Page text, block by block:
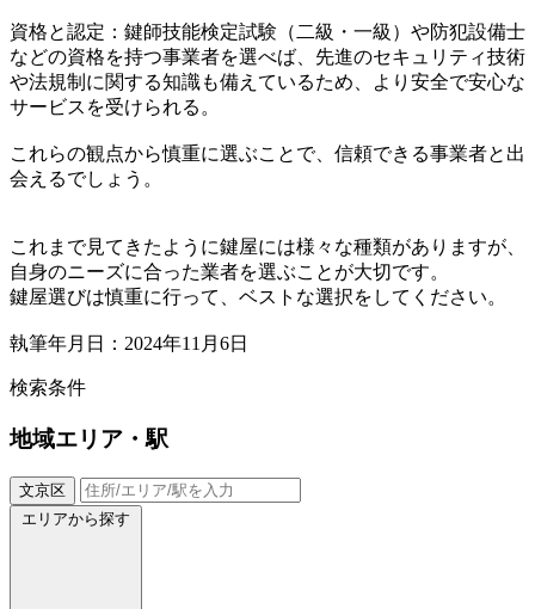
資格と認定：鍵師技能検定試験（二級・一級）や防犯設備士
などの資格を持つ事業者を選べば、先進のセキュリティ技術
や法規制に関する知識も備えているため、より安全で安心な
サービスを受けられる。
これらの観点から慎重に選ぶことで、信頼できる事業者と出
会えるでしょう。
これまで見てきたように鍵屋には様々な種類がありますが、
自身のニーズに合った業者を選ぶことが大切です。
鍵屋選びは慎重に行って、ベストな選択をしてください。
執筆年月日：2024年11月6日
検索条件
地域エリア・駅
文京区
エリアから探す